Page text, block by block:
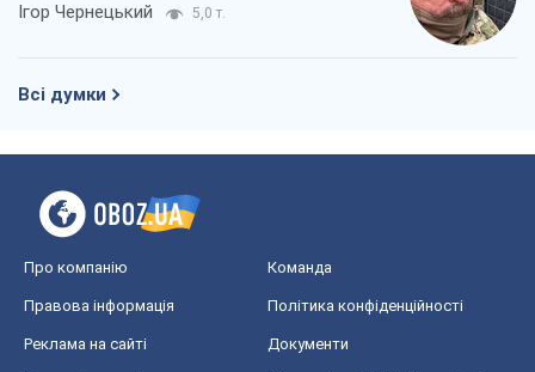
Ігор Чернецький 5,0 т.
Всі думки
Про компанію Команда
Правова інформація Політика конфіденційності
Реклама на сайті Документи